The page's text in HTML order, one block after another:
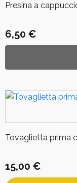
Presina a
6,50 €
Tovaglietta prima
15,00 €